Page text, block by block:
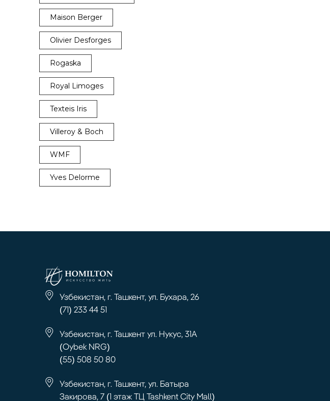
Maison Berger
Olivier Desforges
Rogaska
Royal Limoges
Texteis Iris
Villeroy & Boch
WMF
Yves Delorme
Узбекистан, г. Ташкент, ул. Бухара, 26
(71) 233 44 51
Узбекистан, г. Ташкент ул. Нукус, 31А
(Oybek NRG)
(55) 508 50 80
Узбекистан, г. Ташкент, ул. Батыра
Закирова, 7 (1 этаж ТЦ Tashkent City Mall)